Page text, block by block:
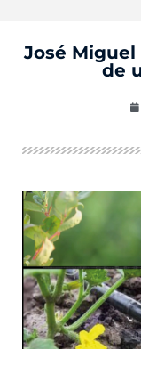
José Miguel
de